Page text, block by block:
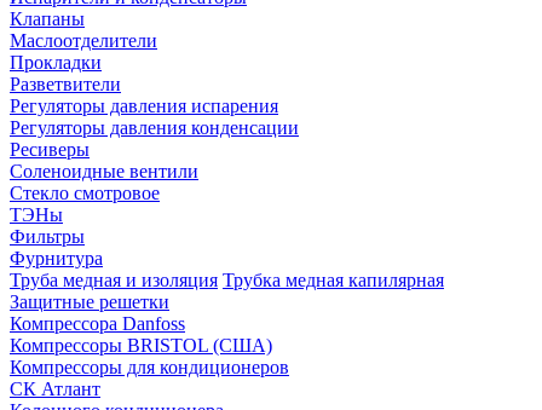
Клапаны
Маслоотделители
Прокладки
Разветвители
Регуляторы давления испарения
Регуляторы давления конденсации
Ресиверы
Соленоидные вентили
Стекло смотровое
ТЭНы
Фильтры
Фурнитура
Труба медная и изоляция Трубка медная капилярная
Защитные решетки
Компрессора Danfoss
Компрессоры BRISTOL (США)
Компрессоры для кондиционеров
СК Атлант